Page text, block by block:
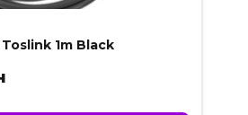
1m Black